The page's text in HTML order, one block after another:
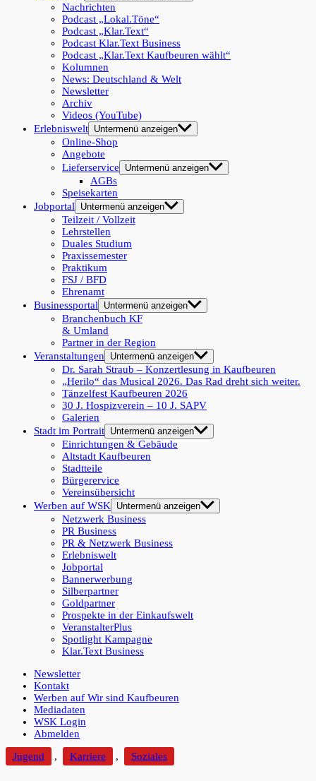
Nachrichten
Podcast „Lokal.Töne“
Podcast „Klar.Text“
Podcast Klar.Text Business
Podcast „Klar.Text Kaufbeuren wählt“
Kolumnen
News: Deutschland & Welt
Newsletter
Archiv
Videos (YouTube)
Erlebniswelt Untermenü anzeigen
Online-Shop
Angebote
Lieferservice
Untermenü anzeigen
AGBs
Speisekarten
Jobportal
Untermenü anzeigen
Teilzeit / Vollzeit
Lehrstellen
Duales Studium
Praxissemester
Praktikum
FSJ / BFD
Ehrenamt
Businessportal
Untermenü anzeigen
Branchenbuch KF
& Umland
Partner in der Region
Veranstaltungen
Untermenü anzeigen
Dr. Sarah Straub – Konzertlesung in Kaufbeuren
„Herilo“ das Musical 2026. Das Rad dreht sich weiter.
Tänzelfest Kaufbeuren 2026
30 J. Hospizverein – 10 J. SAPV
Galerien
Stadt im Portrait Untermenü anzeigen
Einrichtungen & Gebäude
Altstadt Kaufbeuren
Stadtteile
Bürgerervice
Vereinsübersicht
Werben auf WSK
Untermenü anzeigen
Netzwerk Business
PR Business
PR & Netzwerk Business
Erlebniswelt
Jobportal
Bannerwerbung
Silberpartner
Goldpartner
Prospekte in der Einkaufswelt
VeranstalterPlus
Spotlight Kampagne
Klar.Text Business
Newsletter
Kontakt
Werben auf Wir sind Kaufbeuren
Mediadaten
WSK Login
Abmelden
Jugend
, Karriere , Soziales